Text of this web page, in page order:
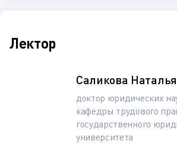
Лектор
Саликова
доктор юридических
кафедры трудового
государственного
университета